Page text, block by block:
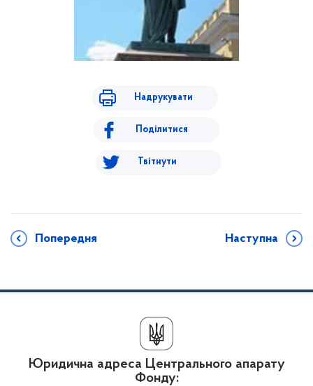
Надрукувати
Поділитися
Твітнути
Попередня Наступна
Юридична адреса Центрального апарату
Фонду: